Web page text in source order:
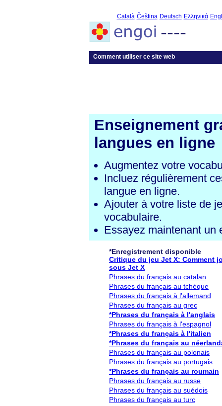
Català Čeština Deutsch Ελληνικά
----
Comment utiliser ce site web
Enseignement
langues en ligne
Augmentez votre
Incluez régulièrement
langue en ligne.
Ajouter à votre liste de
vocabulaire.
Essayez maintenant un
*Enregistrement disponible
Critique du jeu Jet X: Comment
sous Jet X
Phrases du français au catalan
Phrases du français au tchèque
Phrases du français à l'allemand
Phrases du français au grec
*Phrases du français à l'anglais
Phrases du français à l'espagnol
*Phrases du français à l'italien
*Phrases du français au
Phrases du français au polonais
Phrases du français au portugais
*Phrases du français au roumain
Phrases du français au russe
Phrases du français au suédois
Phrases du français au turc